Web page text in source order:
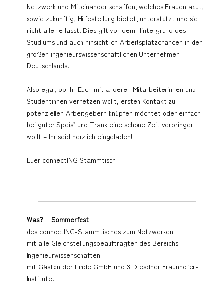
Netzwerk und Miteinander schaffen, welches Frauen akut,
sowie zukünftig, Hilfestellung bietet, unterstützt und sie
nicht alleine lässt. Dies gilt vor dem Hintergrund des
Studiums und auch hinsichtlich Arbeitsplatzchancen in den
großen ingenieurswissenschaftlichen Unternehmen
Deutschlands.
Also egal, ob Ihr Euch mit anderen Mitarbeiterinnen und
Studentinnen vernetzen wollt, ersten Kontakt zu
potenziellen Arbeitgebern knüpfen möchtet oder einfach
bei guter Speis’ und Trank eine schöne Zeit verbringen
wollt – Ihr seid herzlich eingeladen!
Euer connectING Stammtisch
Was? Sommerfest
des connectING-Stammtisches zum Netzwerken
mit alle Gleichstellungsbeauftragten des Bereichs
Ingenieurwissenschaften
mit Gästen der Linde GmbH und 3 Dresdner Fraunhofer-
Institute.